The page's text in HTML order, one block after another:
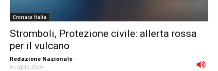
Cronaca Italia
Stromboli, Protezione civile: allerta rossa
per il vulcano
Redazione Nazionale -
5 Luglio 2024